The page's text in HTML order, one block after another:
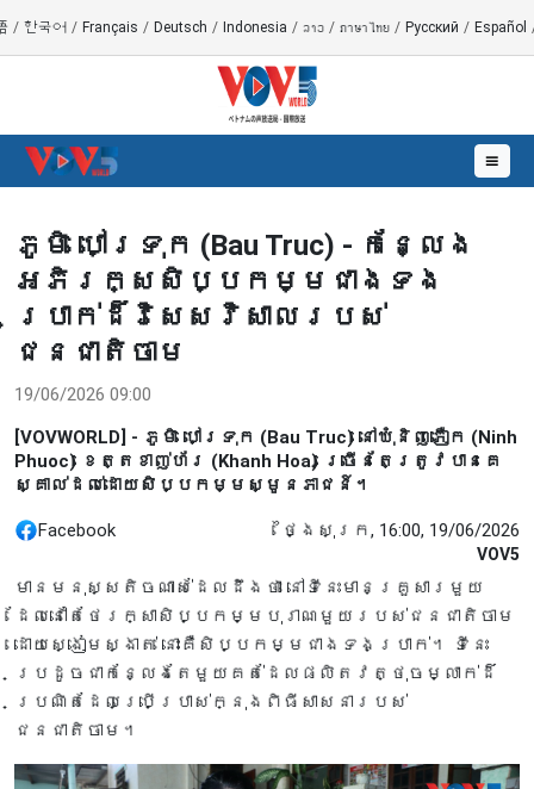
/ 한국어 / Français / Deutsch / Indonesia / ລາວ / ภาษาไทย / Русский / Español
☰
ភូមិ បៅទ្រុក (Bau Truc) - កន្លែង
អភិរក្សសិប្បកម្មជាងទង
ប្រាក់ដ៏វិសេសវិសាលរបស់
ជនជាតិចាម
19/06/2026 09:00
[VOVWORLD] - ភូមិ បៅទ្រុក (Bau Truc) នៅឃុំនិញភឿក (Ninh
Phuoc) ខេត្តខាញ់ហ័រ (Khanh Hoa) ច្រើនតែត្រូវបានគេ
ស្គាល់ដល់ដោយសិប្បកម្មស្មូនភាជន៍។
Facebook ថ្ងៃសុក្រ, 16:00, 19/06/2026
VOV5
មានមនុស្សតិចណាស់ដែលដឹងថា នៅទីនេះមានគ្រួសារមួយ
ដែលនៅតែថែរក្សាសិប្បកម្មបុរាណមួយរបស់ជនជាតិចាម
ដោយស្ងៀមស្ងាត់ នោះគឺសិប្បកម្មជាងទងប្រាក់។ ទីនេះ
ប្រដូចជាកន្លែងតែមួយគត់ដែលផលិតវត្ថុចម្លាក់ដ៏
ប្រណិតដែលប្រើប្រាស់ក្នុងពិធីសាសនារបស់
ជនជាតិចាម។